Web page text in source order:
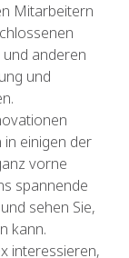
Mitarbeitern
und anderen
und
einigen der
vorne
spannende
sehen Sie,
kann.
interessieren,